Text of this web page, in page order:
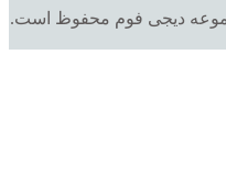
دیجی فوم محفوظ است.